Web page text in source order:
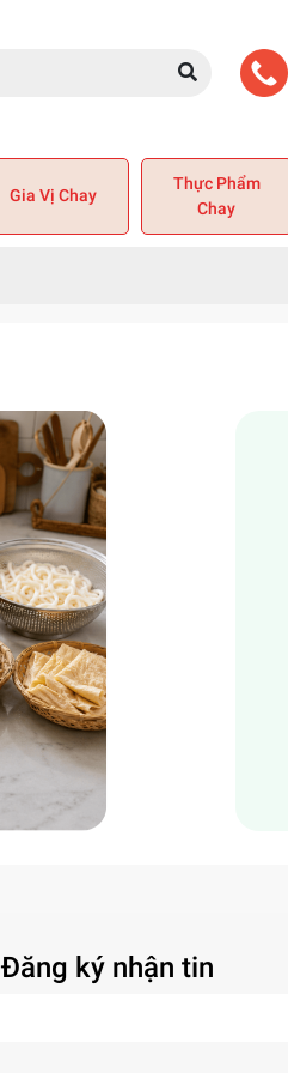
Gia Vị Chay
Thực Phẩm
Chay
Đăng ký nhận tin